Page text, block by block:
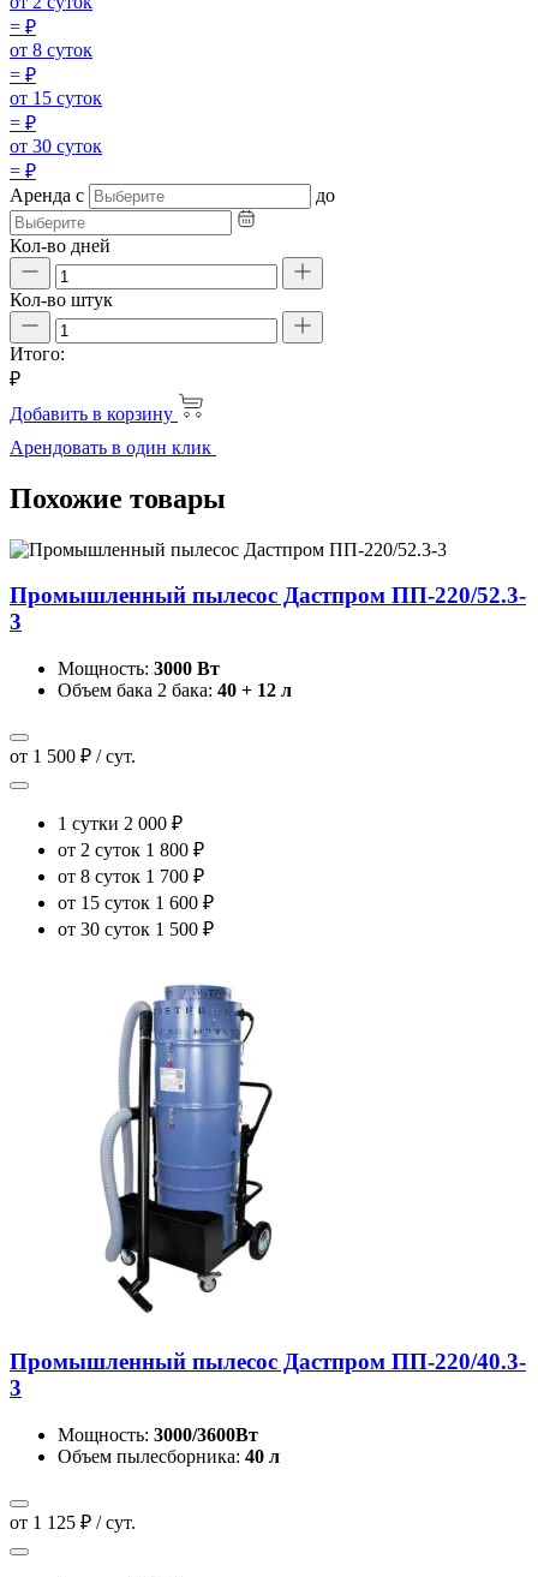
= ₽
от 8 суток
= ₽
от 15 суток
= ₽
от 30 суток
= ₽
Аренда с до
Кол-во дней
Кол-во штук
Итого:
₽
Добавить в корзину
Арендовать в один клик
Похожие товары
Промышленный пылесос Дастпром ПП-220/52.3-
3
Мощность: 3000 Вт
Объем бака 2 бака: 40 + 12 л
от 1 500 ₽ / сут.
1 сутки 2 000 ₽
от 2 суток 1 800 ₽
от 8 суток 1 700 ₽
от 15 суток 1 600 ₽
от 30 суток 1 500 ₽
Промышленный пылесос Дастпром ПП-220/40.3-
3
Мощность: 3000/3600Вт
Объем пылесборника: 40 л
от 1 125 ₽ / сут.